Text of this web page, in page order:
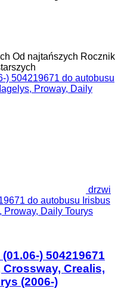
Od najtańszych Rocznik
drzwi
do autobusu Irisbus
Proway, Daily Tourys
) 504219671
Crealis,
(2006-)